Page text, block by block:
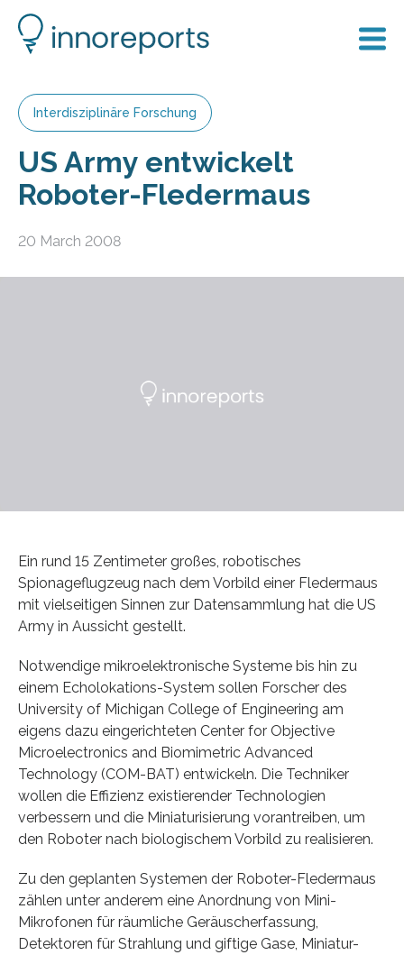
Interdisziplinäre Forschung
US Army entwickelt
Roboter-Fledermaus
20 March 2008
Ein rund 15 Zentimeter großes, robotisches
Spionageflugzeug nach dem Vorbild einer Fledermaus
mit vielseitigen Sinnen zur Datensammlung hat die US
Army in Aussicht gestellt.
Notwendige mikroelektronische Systeme bis hin zu
einem Echolokations-System sollen Forscher des
University of Michigan College of Engineering am
eigens dazu eingerichteten Center for Objective
Microelectronics and Biomimetric Advanced
Technology (COM-BAT) entwickeln. Die Techniker
wollen die Effizienz existierender Technologien
verbessern und die Miniaturisierung vorantreiben, um
den Roboter nach biologischem Vorbild zu realisieren.
Zu den geplanten Systemen der Roboter-Fledermaus
zählen unter anderem eine Anordnung von Mini-
Mikrofonen für räumliche Geräuscherfassung,
Detektoren für Strahlung und giftige Gase, Miniatur-